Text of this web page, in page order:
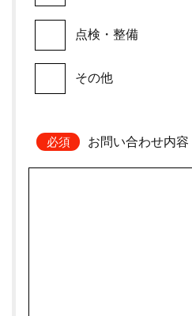
点検・整備
その他
お問い合わせ内容